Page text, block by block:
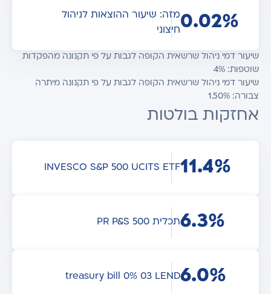
0.02%מזה: שיעור ההוצאות לניהול
חיצוני
שיעור דמי ניהול שרשאית הקופה לגבות על פי תקנונה מהפקדות
שוטפות: 4%
שיעור דמי ניהול שרשאית הקופה לגבות על פי תקנונה מיתרה
צבורה: 1.50%
אחזקות בולטות
11.4%
INVESCO S&P 500 UCITS ETF
6.3%תכלית 500 PR P&S
6.0%
treasury bill 0% 03 LEND